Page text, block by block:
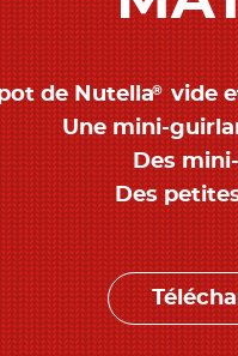
de Nutella® vide
Une mini-
Des
Des